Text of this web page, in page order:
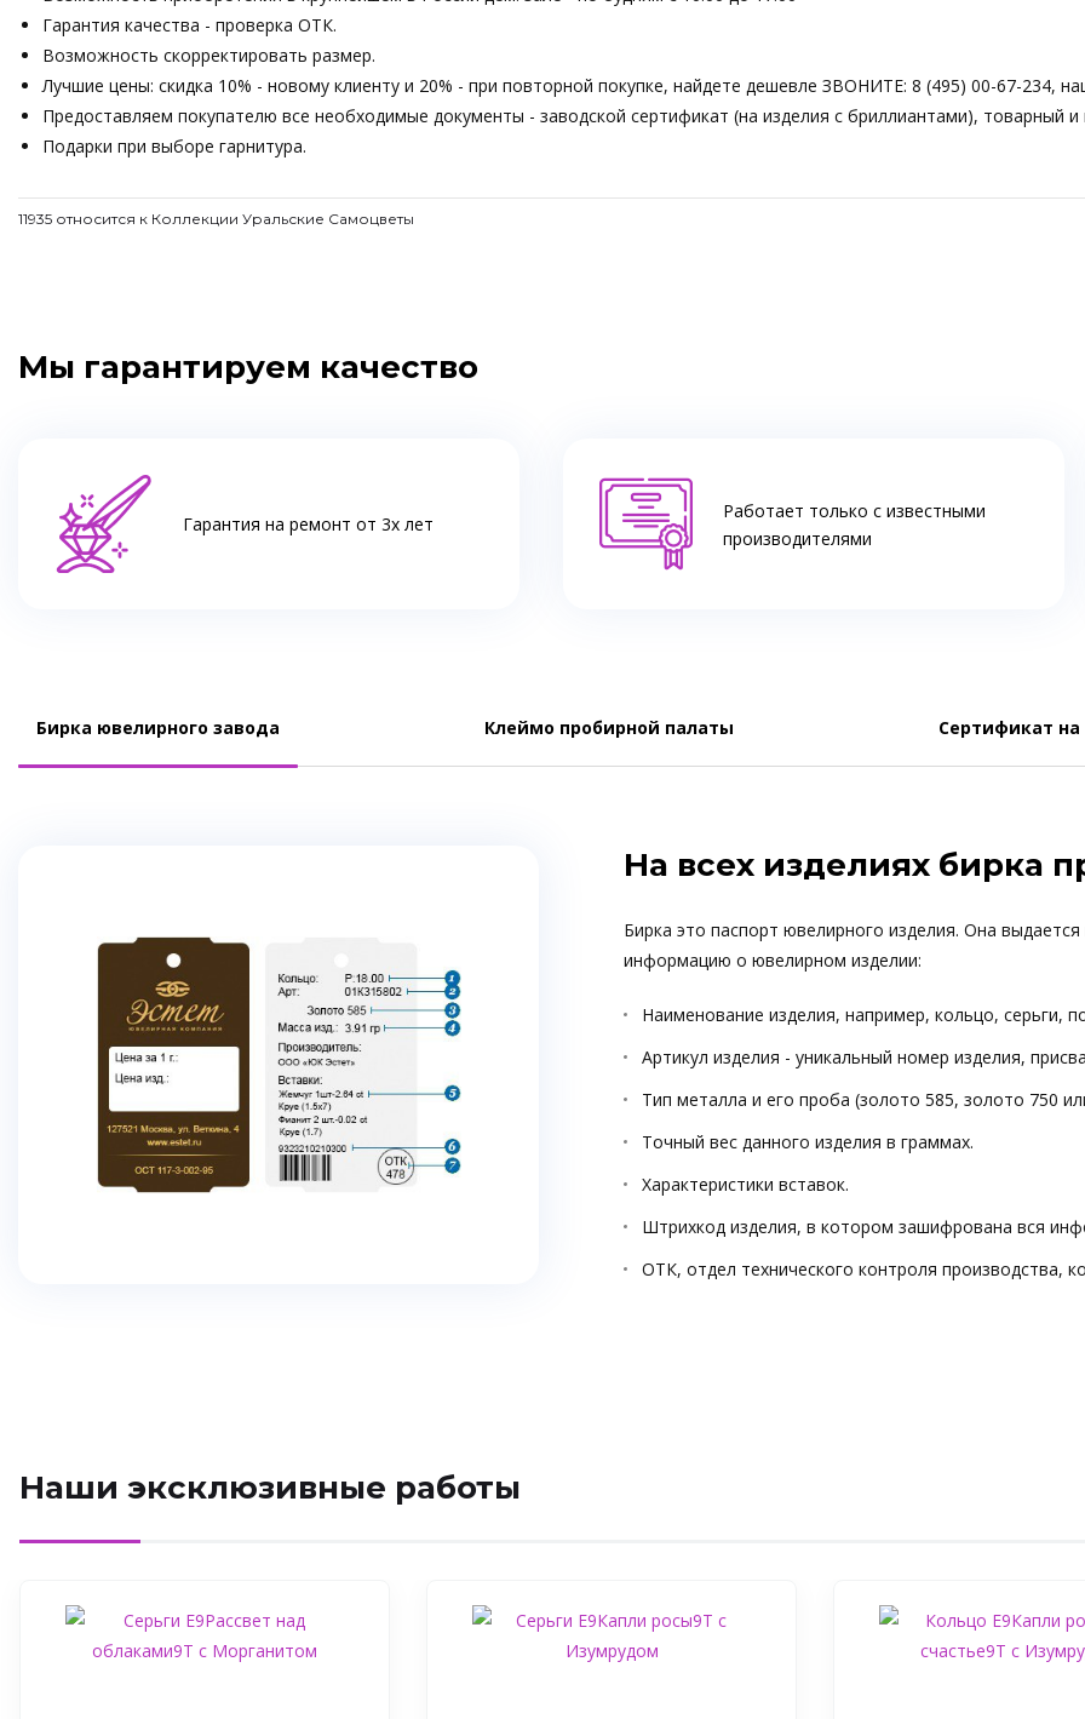
Гарантия качества - проверка ОТК.
Возможность скорректировать размер.
Лучшие цены: скидка 10% - новому клиенту и 20% - при повторной покупке, найдете дешевле ЗВОНИТЕ: 8 (495) 00-67-234,
Предоставляем покупателю все необходимые документы - заводской сертификат (на изделия с бриллиантами), товарный и
Подарки при выборе гарнитура.
11935 относится к Коллекции Уральские Самоцветы
Мы гарантируем качество
Гарантия на ремонт от 3х лет
Работает только с известными
производителями
Бирка ювелирного завода Клеймо пробирной палаты Сертификат
На всех изделиях бирка
Бирка это паспорт ювелирного изделия. Она
информацию о ювелирном изделии:
Наименование изделия, например, кольцо, серьги,
Артикул изделия - уникальный номер изделия,
Тип металла и его проба (золото 585, золото 750
Точный вес данного изделия в граммах.
Характеристики вставок.
Штрихкод изделия, в котором зашифрована вся
ОТК, отдел технического контроля производства,
Наши эксклюзивные работы